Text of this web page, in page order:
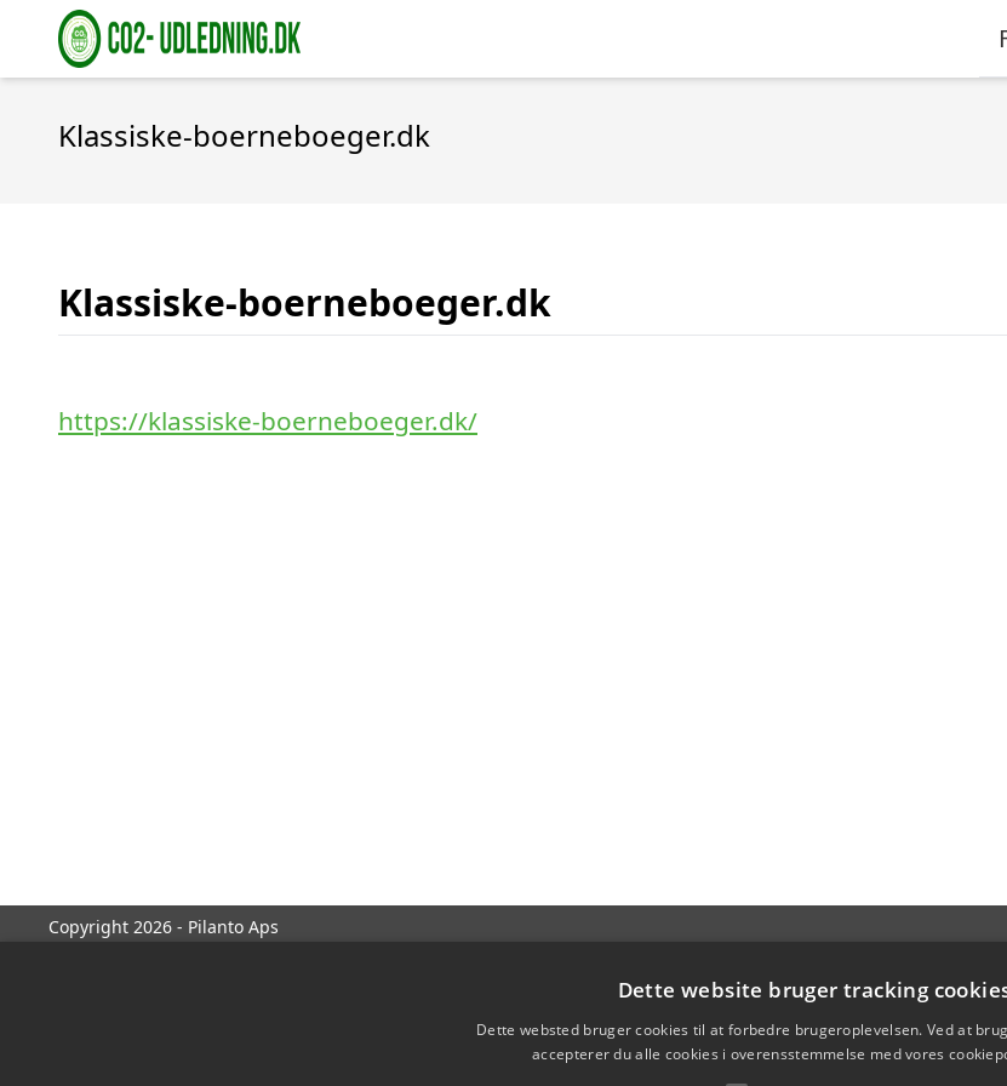
Klassiske-boerneboeger.dk
Klassiske-boerneboeger.dk
https://klassiske-boerneboeger.dk/
Copyright 2026 - Pilanto Aps
Dette website bruger tracking
Dette websted bruger cookies til at forbedre brugeroplevelsen. Ved at
accepterer du alle cookies i overensstemmelse med vores